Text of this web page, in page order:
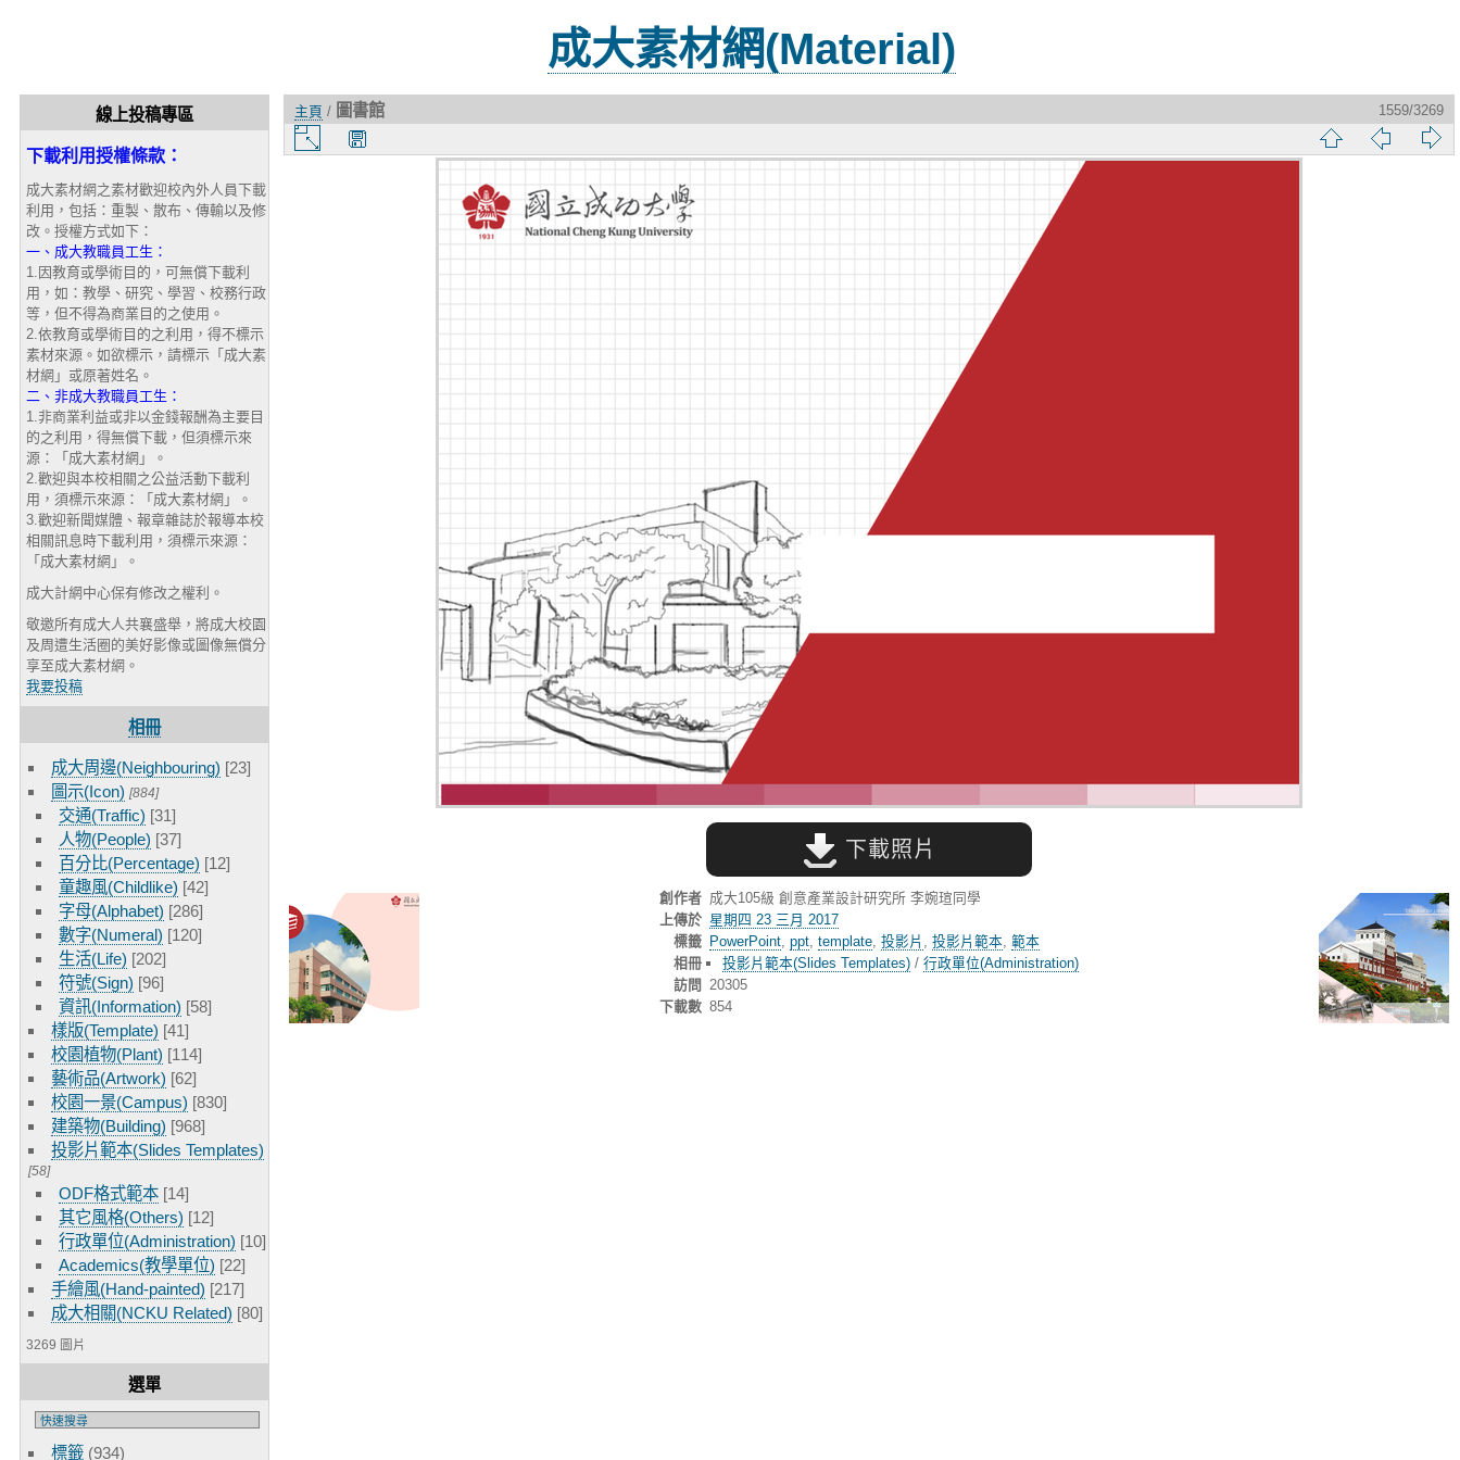
成大素材網(Material)
線上投稿專區
下載利用授權條款：
成大素材網之素材歡迎校內外人員下載
利用，包括：重製、散布、傳輸以及修
改。授權方式如下：
一、成大教職員工生：
1.因教育或學術目的，可無償下載利
用，如：教學、研究、學習、校務行政
等，但不得為商業目的之使用。
2.依教育或學術目的之利用，得不標示
素材來源。如欲標示，請標示「成大素
材網」或原著姓名。
二、非成大教職員工生：
1.非商業利益或非以金錢報酬為主要目
的之利用，得無償下載，但須標示來
源：「成大素材網」。
2.歡迎與本校相關之公益活動下載利
用，須標示來源：「成大素材網」。
3.歡迎新聞媒體、報章雜誌於報導本校
相關訊息時下載利用，須標示來源：
「成大素材網」。
成大計網中心保有修改之權利。
敬邀所有成大人共襄盛舉，將成大校園
及周遭生活圈的美好影像或圖像無償分
享至成大素材網。
我要投稿
相冊
成大周邊(Neighbouring) [23]
圖示(Icon) [884]
交通(Traffic) [31]
人物(People) [37]
百分比(Percentage) [12]
童趣風(Childlike) [42]
字母(Alphabet) [286]
數字(Numeral) [120]
生活(Life) [202]
符號(Sign) [96]
資訊(Information) [58]
樣版(Template) [41]
校園植物(Plant) [114]
藝術品(Artwork) [62]
校園一景(Campus) [830]
建築物(Building) [968]
投影片範本(Slides Templates)
[58]
ODF格式範本 [14]
其它風格(Others) [12]
行政單位(Administration) [10]
Academics(教學單位) [22]
手繪風(Hand-painted) [217]
成大相關(NCKU Related) [80]
3269 圖片
選單
標籤 (934)
主頁 / 圖書館
1559/3269
略
頁
一
片
下載照片
創作者 成大105級 創意產業設計研究所 李婉瑄同學
上傳於 星期四 23 三月 2017
標籤 PowerPoint, ppt, template, 投影片 投影片範本, 範本
相冊
投影片範本(Slides Templates) /行政單位(Administration)
訪問
20305
下載數 854